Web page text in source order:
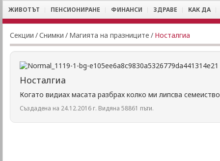
ЖИВОТЪТ ПЕНСИОНИРАНЕ ФИНАНСИ ЗДРАВЕ КАК ДА
Секции /Снимки / Магията на празниците / Носталгиа
Носталгиа
Когато видиах масата разбрах колко ми липсва
Създадена на 24.12.2016 г. Видяна 58861 пъти.